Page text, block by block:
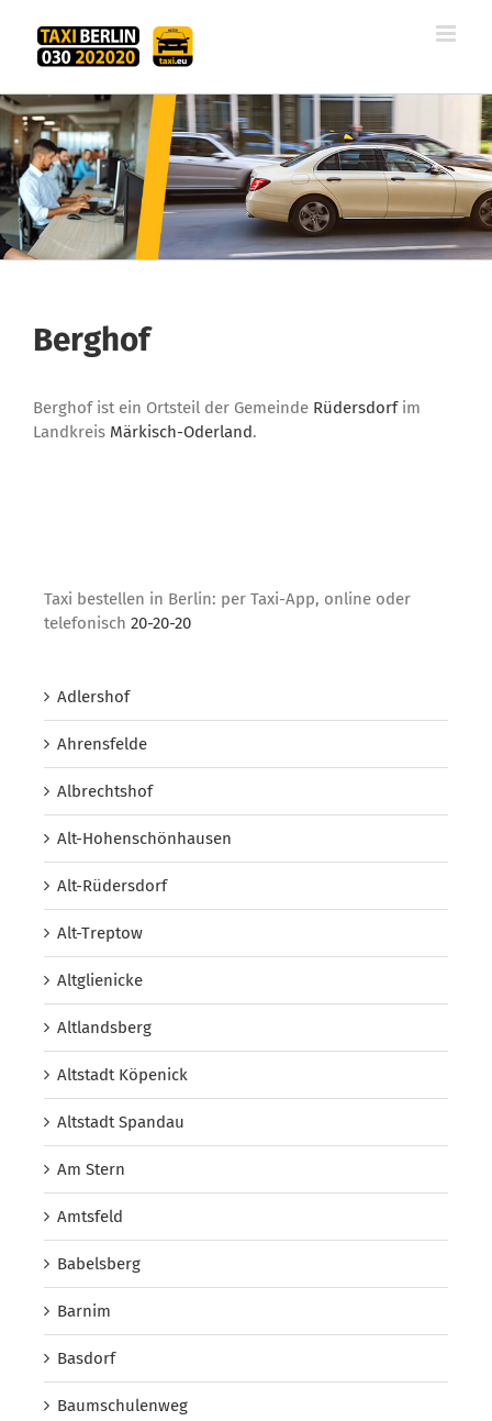
Inhalt
springen
Berghof
Berghof ist ein Ortsteil der Gemeinde Rüdersdorfim
Landkreis Märkisch-Oderland.
Taxi bestellen in Berlin: per Taxi-App, online oder
telefonisch 20-20-20
Adlershof
Ahrensfelde
Albrechtshof
Alt-Hohenschönhausen
Alt-Rüdersdorf
Alt-Treptow
Altglienicke
Altlandsberg
Altstadt Köpenick
Altstadt Spandau
Am Stern
Amtsfeld
Babelsberg
Barnim
Basdorf
Baumschulenweg